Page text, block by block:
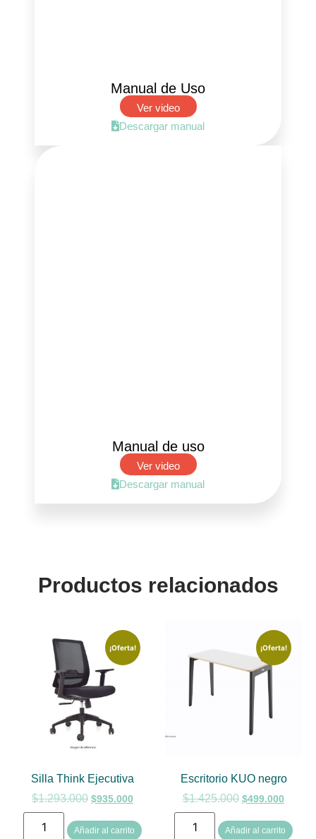
Manual de Uso
Ver video
Descargar manual
Manual de uso
Ver video
Descargar manual
Productos relacionados
¡Oferta!
Silla Think Ejecutiva
$1.293.000 $935.000
Añadir al carrito
¡Oferta!
Escritorio KUO negro
$1.425.000 $499.000
Añadir al carrito